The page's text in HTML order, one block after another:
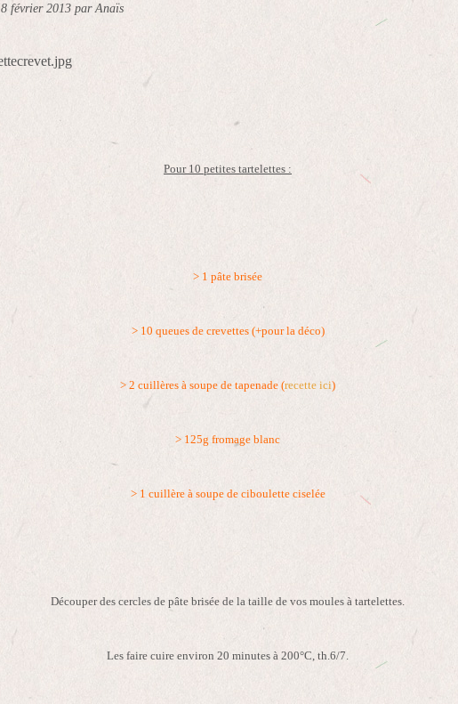
8 février 2013 par Anaïs
Pour 10 petites tartelettes :
> 1 pâte brisée
> 10 queues de crevettes (+pour la déco)
> 2 cuillères à soupe de tapenade (recette ici)
> 125g fromage blanc
> 1 cuillère à soupe de ciboulette ciselée
Découper des cercles de pâte brisée de la taille de vos moules à tartelettes.
Les faire cuire environ 20 minutes à 200°C, th.6/7.